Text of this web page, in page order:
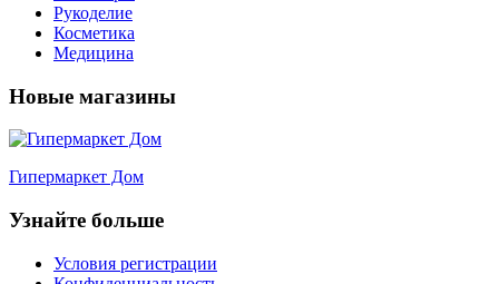
Рукоделие
Косметика
Медицина
Новые магазины
Гипермаркет Дом
Узнайте больше
Условия регистрации